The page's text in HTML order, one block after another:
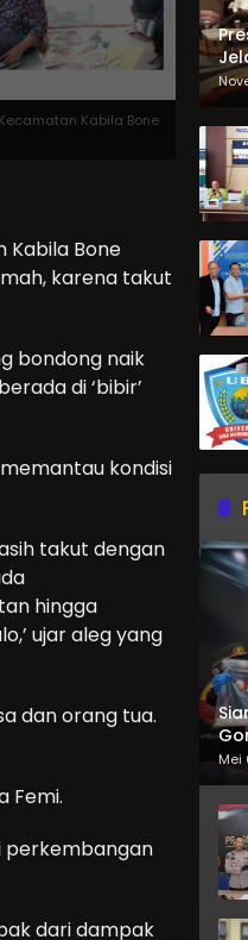
Kabila Bone
Kabila Bone
karena takut
bondong naik
di ‘bibir’
kondisi
takut dengan
hingga
ujar aleg yang
dan orang tua.
Femi.
perkembangan
dari dampak
Mei